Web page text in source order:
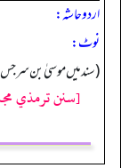
اردو حاشہ:
نوٹ:
(سند میں موسیٰ بن سرجس
[سنن ترمذي